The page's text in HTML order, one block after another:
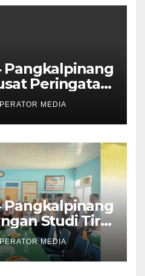
Pangkalpinang
Peringatan
2026 di
MEDIA
Pangkalpinang
Studi Tiru
SMA Negeri
MEDIA